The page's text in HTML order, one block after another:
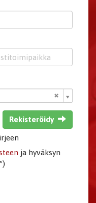
Rekisteröidy
ja hyväksyn